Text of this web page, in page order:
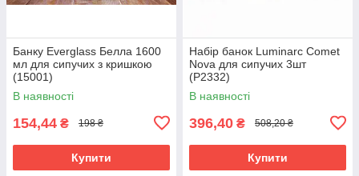
Банку Everglass Белла 1600
мл для сипучих з кришкою
(15001)
В наявності
154,44 ₴ 198 ₴
Купити
Набір банок Luminarc Comet
Nova для сипучих 3шт
(P2332)
В наявності
396,40 ₴ 508,20 ₴
Купити